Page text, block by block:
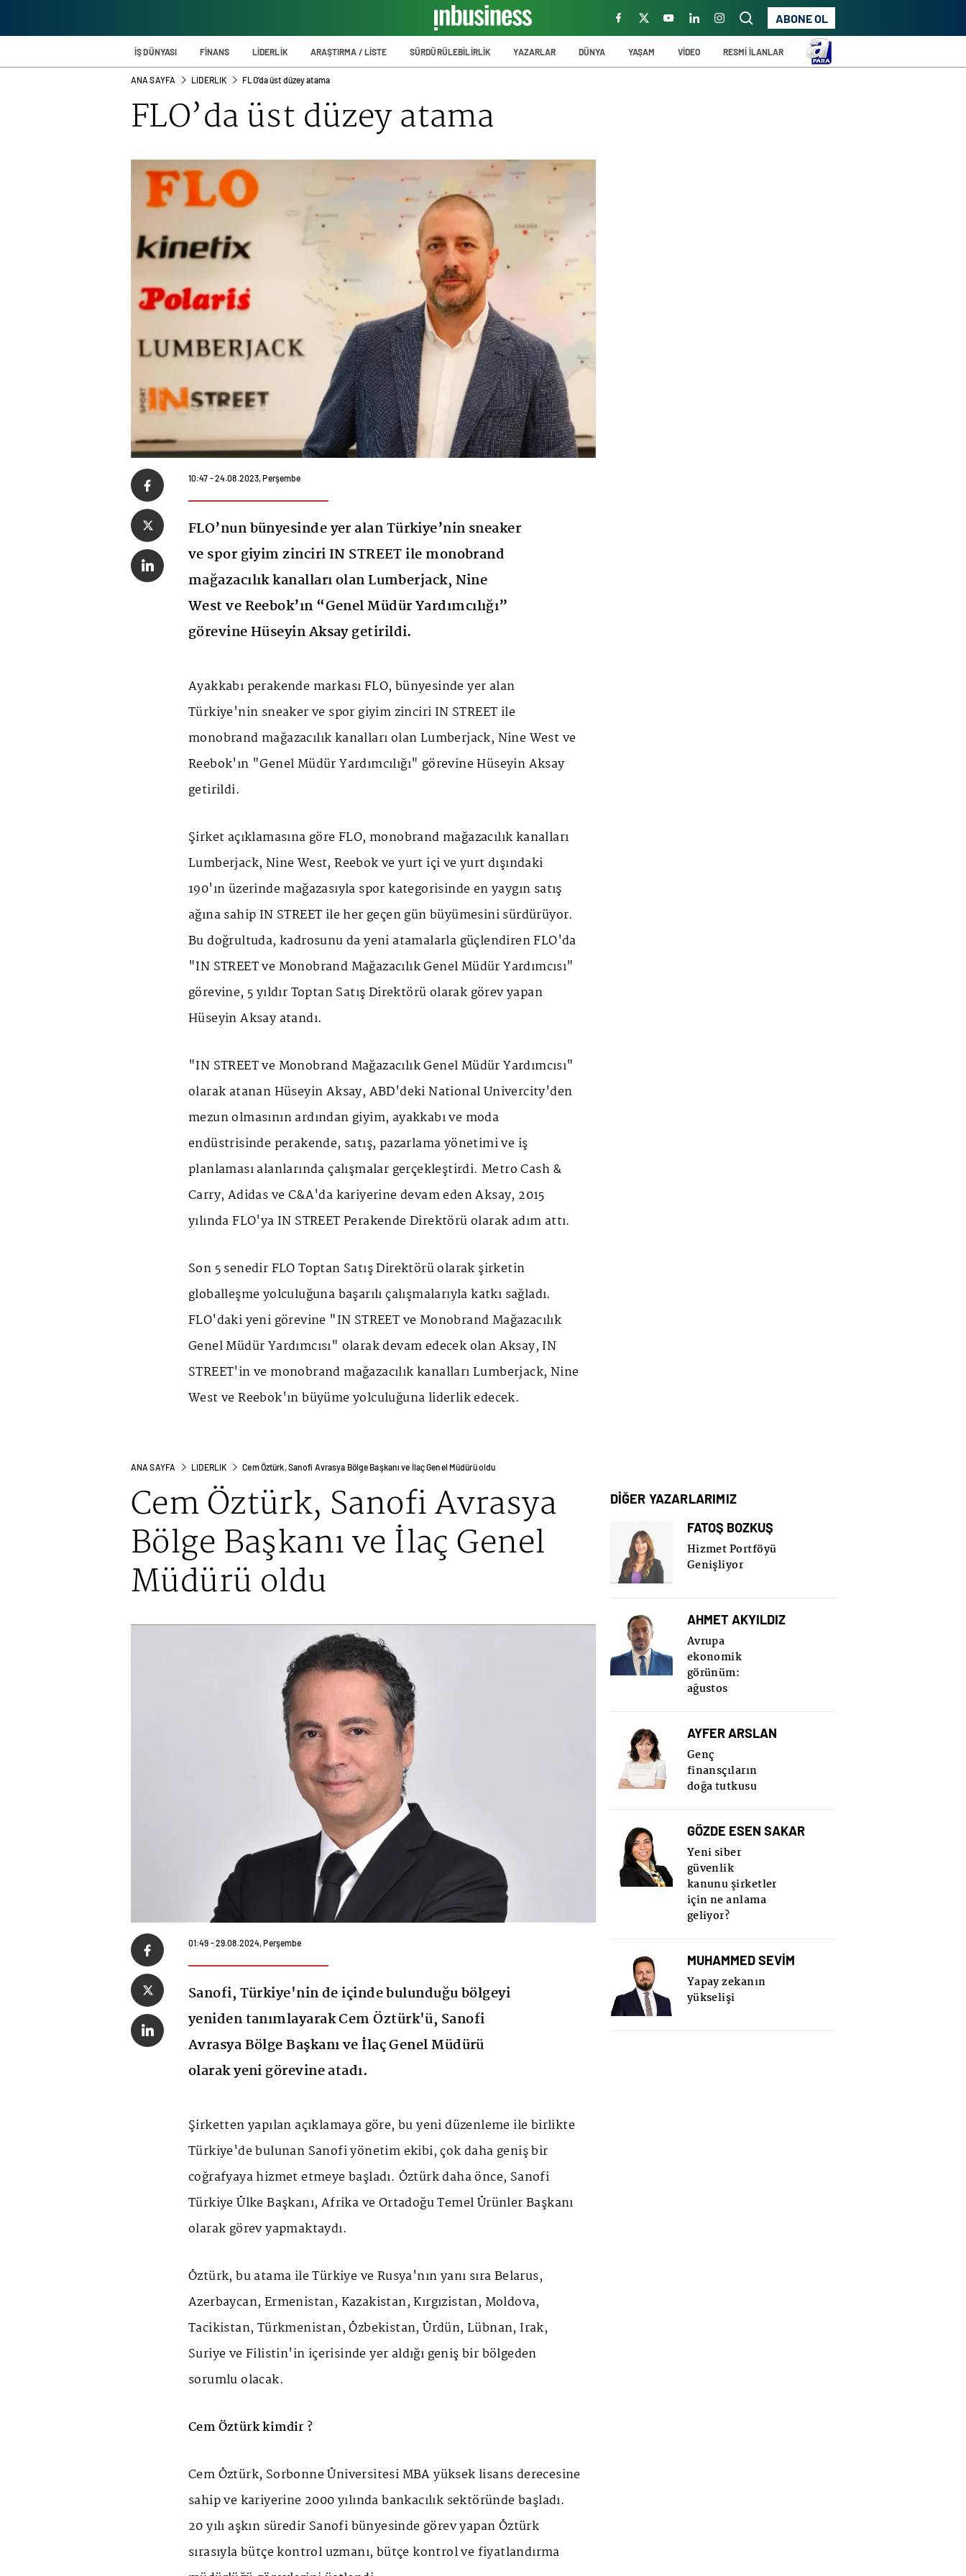
ABONE OL
İŞ DÜNYASI FİNANS LİDERLİK ARAŞTIRMA / LİSTE SÜRDÜRÜLEBİLİRLİK YAZARLAR DÜNYA YAŞAM VİDEO RESMİ İLANLAR
ANA SAYFA LIDERLIK FLO’da üst düzey atama
FLO’da üst düzey atama
10:47 - 24.08.2023, Perşembe
FLO’nun bünyesinde yer alan Türkiye’nin sneaker
ve spor giyim zinciri IN STREET ile monobrand
mağazacılık kanalları olan Lumberjack, Nine
West ve Reebok’ın “Genel Müdür Yardımcılığı”
görevine Hüseyin Aksay getirildi.
Ayakkabı perakende markası FLO, bünyesinde yer alan
Türkiye'nin sneaker ve spor giyim zinciri IN STREET ile
monobrand mağazacılık kanalları olan Lumberjack, Nine West ve
Reebok'ın "Genel Müdür Yardımcılığı" görevine Hüseyin Aksay
getirildi.
Şirket açıklamasına göre FLO, monobrand mağazacılık kanalları
Lumberjack, Nine West, Reebok ve yurt içi ve yurt dışındaki
190'ın üzerinde mağazasıyla spor kategorisinde en yaygın satış
ağına sahip IN STREET ile her geçen gün büyümesini sürdürüyor.
Bu doğrultuda, kadrosunu da yeni atamalarla güçlendiren FLO'da
"IN STREET ve Monobrand Mağazacılık Genel Müdür Yardımcısı"
görevine, 5 yıldır Toptan Satış Direktörü olarak görev yapan
Hüseyin Aksay atandı.
"IN STREET ve Monobrand Mağazacılık Genel Müdür Yardımcısı"
olarak atanan Hüseyin Aksay, ABD'deki National Univercity'den
mezun olmasının ardından giyim, ayakkabı ve moda
endüstrisinde perakende, satış, pazarlama yönetimi ve iş
planlaması alanlarında çalışmalar gerçekleştirdi. Metro Cash &
Carry, Adidas ve C&A'da kariyerine devam eden Aksay, 2015
yılında FLO'ya IN STREET Perakende Direktörü olarak adım attı.
Son 5 senedir FLO Toptan Satış Direktörü olarak şirketin
globalleşme yolculuğuna başarılı çalışmalarıyla katkı sağladı.
FLO'daki yeni görevine "IN STREET ve Monobrand Mağazacılık
Genel Müdür Yardımcısı" olarak devam edecek olan Aksay, IN
STREET'in ve monobrand mağazacılık kanalları Lumberjack, Nine
West ve Reebok'ın büyüme yolculuğuna liderlik edecek.
ANA SAYFA LIDERLIK Cem Öztürk, Sanofi Avrasya Bölge Başkanı ve İlaç Genel Müdürü oldu
Cem Öztürk, Sanofi Avrasya
Bölge Başkanı ve İlaç Genel
Müdürü oldu
01:49 - 29.08.2024, Perşembe
Sanofi, Türkiye'nin de içinde bulunduğu bölgeyi
yeniden tanımlayarak Cem Öztürk'ü, Sanofi
Avrasya Bölge Başkanı ve İlaç Genel Müdürü
olarak yeni görevine atadı.
Şirketten yapılan açıklamaya göre, bu yeni düzenleme ile birlikte
Türkiye'de bulunan Sanofi yönetim ekibi, çok daha geniş bir
coğrafyaya hizmet etmeye başladı. Öztürk daha önce, Sanofi
Türkiye Ülke Başkanı, Afrika ve Ortadoğu Temel Ürünler Başkanı
olarak görev yapmaktaydı.
Öztürk, bu atama ile Türkiye ve Rusya'nın yanı sıra Belarus,
Azerbaycan, Ermenistan, Kazakistan, Kırgızistan, Moldova,
Tacikistan, Türkmenistan, Özbekistan, Ürdün, Lübnan, Irak,
Suriye ve Filistin'in içerisinde yer aldığı geniş bir bölgeden
sorumlu olacak.
Cem Öztürk kimdir ?
Cem Öztürk, Sorbonne Üniversitesi MBA yüksek lisans derecesine
sahip ve kariyerine 2000 yılında bankacılık sektöründe başladı.
20 yılı aşkın süredir Sanofi bünyesinde görev yapan Öztürk
sırasıyla bütçe kontrol uzmanı, bütçe kontrol ve fiyatlandırma
DİĞER YAZARLARIMIZ
FATOŞ BOZKUŞ
Hizmet Portföyü
Genişliyor
AHMET AKYILDIZ
Avrupa
ekonomik
görünüm:
ağustos
AYFER ARSLAN
Genç
finansçıların
doğa tutkusu
GÖZDE ESEN SAKAR
Yeni siber
güvenlik
kanunu şirketler
için ne anlama
geliyor?
MUHAMMED SEVİM
Yapay zekanın
yükselişi